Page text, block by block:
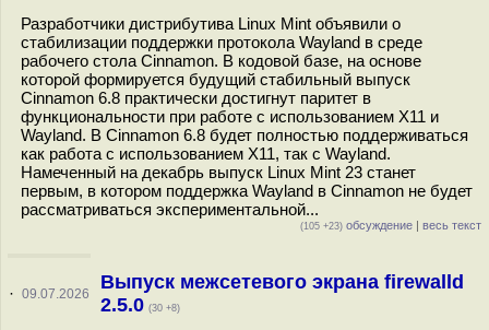
Разработчики дистрибутива Linux Mint объявили о
стабилизации поддержки протокола Wayland в среде
рабочего стола Cinnamon. В кодовой базе, на основе
которой формируется будущий стабильный выпуск
Cinnamon 6.8 практически достигнут паритет в
функциональности при работе с использованием X11 и
Wayland. В Cinnamon 6.8 будет полностью поддерживаться
как работа с использованием X11, так с Wayland.
Намеченный на декабрь выпуск Linux Mint 23 станет
первым, в котором поддержка Wayland в Cinnamon не будет
рассматриваться экспериментальной...
(105 +23) обсуждение | весь текст
· 09.07.2026
Выпуск межсетевого экрана firewalld
2.5.0 (30 +8)